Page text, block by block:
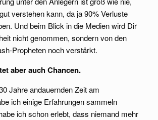
verstehen kann, da ja 90% Verluste
Und beim Blick in die Medien wird Dir
nicht genommen, sondern von den
Propheten noch verstärkt.
aber auch Chancen.
Jahre andauernden Zeit am
ich einige Erfahrungen sammeln
ich schon erlebt, dass niemand mehr